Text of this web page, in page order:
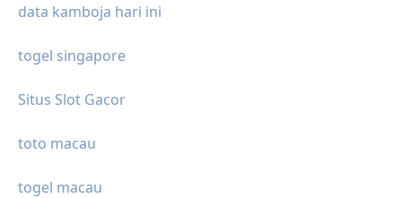
data kamboja hari ini
togel singapore
Situs Slot Gacor
toto macau
togel macau